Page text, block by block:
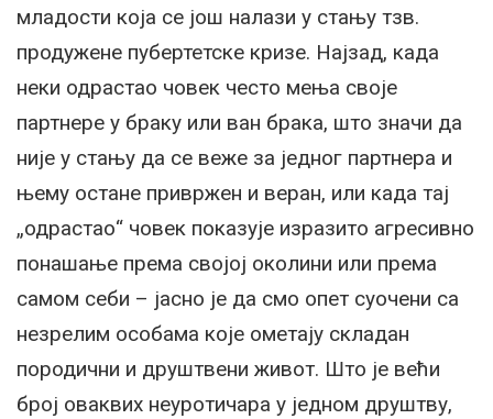
младости која се још налази у стању тзв.
продужене пубертетске кризе. Најзад, када
неки одрастао човек често мења своје
партнере у браку или ван брака, што значи да
није у стању да се веже за једног партнера и
њему остане привржен и веран, или када тај
„одрастао“ човек показује изразито агресивно
понашање према својој околини или према
самом себи – јасно је да смо опет суочени са
незрелим особама које ометају складан
породични и друштвени живот. Што је већи
број оваквих неуротичара у једном друштву,